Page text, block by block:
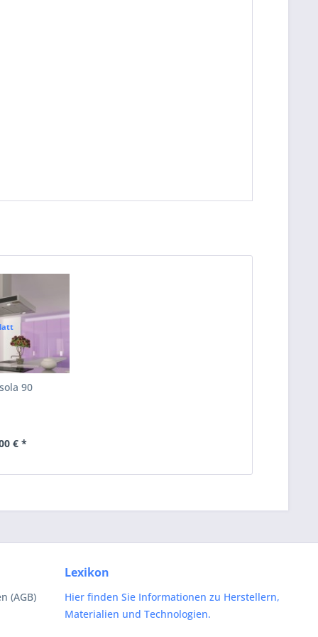
90
€ *
(AGB)
Lexikon
Hier finden Sie Informationen zu Herstellern,
Materialien und Technologien.